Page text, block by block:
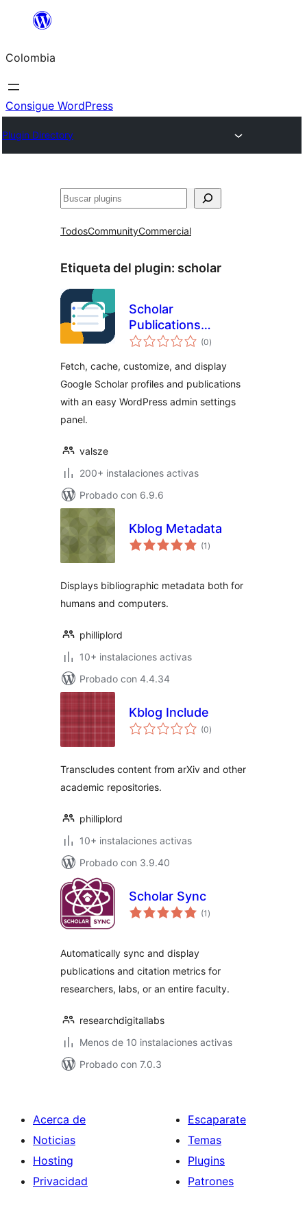
Saltar
contenido
Colombia
Consigue WordPress
Plugin Directory
Buscar
TodosCommunityCommercial
Etiqueta del plugin: scholar
Scholar
Publications
Fetcher
(0total
de
)
Fetch, cache, customize, and display
Google Scholar profiles and publications
with an easy WordPress admin settings
panel.
valsze
200+ instalaciones activas
Probado con 6.9.6
Kblog Metadata
(1 total
de
)
Displays bibliographic metadata both for
humans and computers.
philliplord
10+ instalaciones activas
Probado con 4.4.34
Kblog Include
(0total
de
)
Transcludes content from arXiv and other
academic repositories.
philliplord
10+ instalaciones activas
Probado con 3.9.40
Scholar Sync
(1 total
de
)
Automatically sync and display
publications and citation metrics for
researchers, labs, or an entire faculty.
researchdigitallabs
Menos de 10 instalaciones activas
Probado con 7.0.3
Acerca de
Noticias
Hosting
Privacidad
Escaparate
Temas
Plugins
Patrones